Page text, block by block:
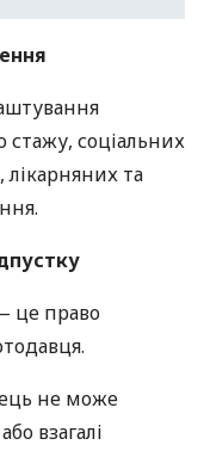
стажу, соціальних
лікарняних та
це право
не може
взагалі